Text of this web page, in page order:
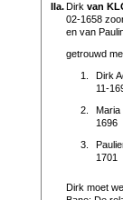
IIa.Dirk van
02-1658
en van
getrouwd
1.
Dirk
11-
2.
Maria
1696
3.
1701
Dirk moet